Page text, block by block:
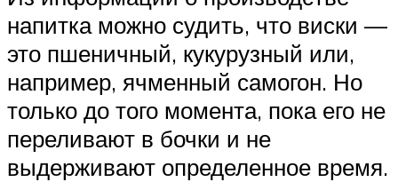
напитка можно судить, что виски —
это пшеничный, кукурузный или,
например, ячменный самогон. Но
только до того момента, пока его не
переливают в бочки и не
выдерживают определенное время.